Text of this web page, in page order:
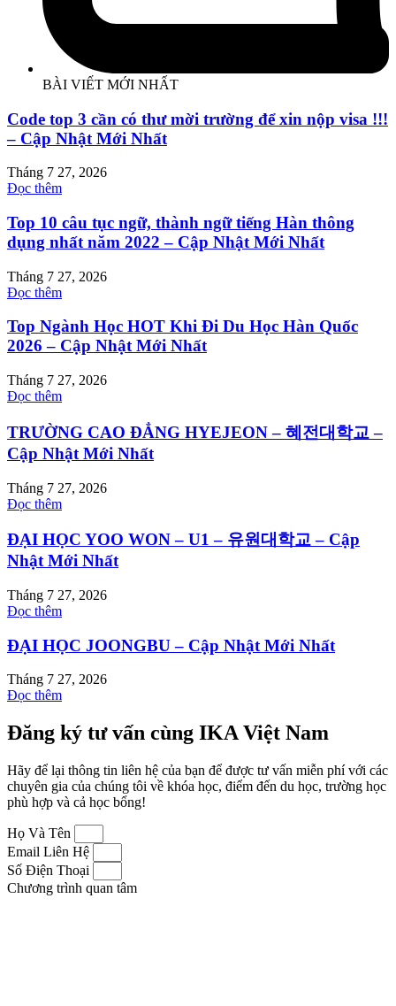
BÀI VIẾT MỚI NHẤT
Code top 3 cần có thư mời trường để xin nộp visa !!!
– Cập Nhật Mới Nhất
Tháng 7 27, 2026
Đọc thêm
Top 10 câu tục ngữ, thành ngữ tiếng Hàn thông
dụng nhất năm 2022 – Cập Nhật Mới Nhất
Tháng 7 27, 2026
Đọc thêm
Top Ngành Học HOT Khi Đi Du Học Hàn Quốc
2026 – Cập Nhật Mới Nhất
Tháng 7 27, 2026
Đọc thêm
TRƯỜNG CAO ĐẲNG HYEJEON – 혜전대학교 –
Cập Nhật Mới Nhất
Tháng 7 27, 2026
Đọc thêm
ĐẠI HỌC YOO WON – U1 – 유원대학교 – Cập
Nhật Mới Nhất
Tháng 7 27, 2026
Đọc thêm
ĐẠI HỌC JOONGBU – Cập Nhật Mới Nhất
Tháng 7 27, 2026
Đọc thêm
Đăng ký tư vấn cùng IKA Việt Nam
Hãy để lại thông tin liên hệ của bạn để được tư vấn miễn phí với các
chuyên gia của chúng tôi về khóa học, điểm đến du học, trường học
phù hợp và cả học bổng!
Họ Và Tên
Email Liên Hệ
Số Điện Thoại
Chương trình quan tâm